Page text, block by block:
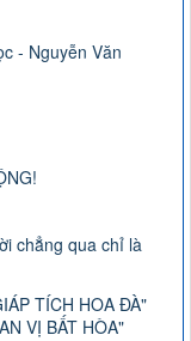
- Nguyễn Văn
chẳng qua chỉ là
TÍCH HOA ĐÀ"
VỊ BẤT HÒA"